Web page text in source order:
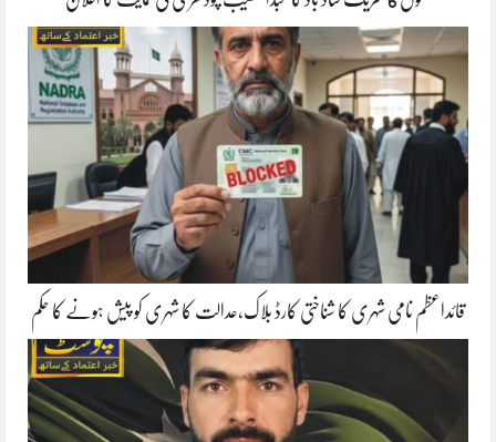
قائداعظم نامی شہری کا شناختی کارڈ بلاک،عدالت کا شہری کو پیش ہونے کا حکم